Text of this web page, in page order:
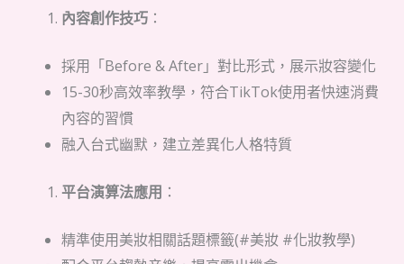
內容創作技巧 ：
採用「Before & After」對比形式，展示妝容變化
15-30秒高效率教學，符合TikTok使用者快速消費
內容的習慣
融入台式幽默，建立差異化人格特質
平台演算法應用 ：
精準使用美妝相關話題標籤(#美妝 #化妝教學)